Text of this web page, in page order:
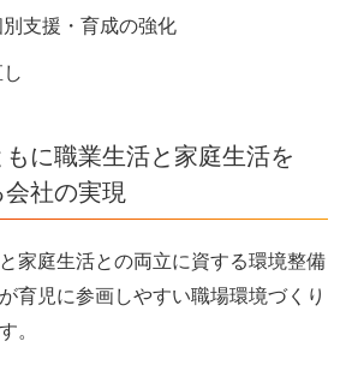
支援・育成の強化
に職業生活と家庭生活を
社の実現
家庭生活との両立に資する環境整備
育児に参画しやすい職場環境づくり
。